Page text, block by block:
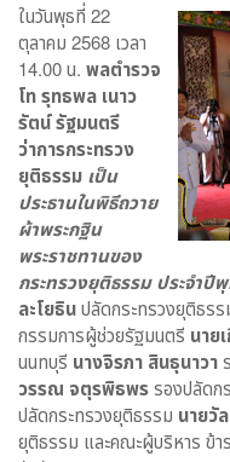
ในวันพุธที่ 22
ตุลาคม 2568 เวลา
14.00 น. พลตำรวจ
โท รุทธพล เนาว
รัตน์ รัฐมนตรี
ว่าการกระทรวง
ยุติธรรม เป็น
ประธานในพิธีถวาย
ผ้าพระกฐิน
พระราชทานของ
กระทรวงยุติธรรม ประจำปี
ละโยธินปลัดกระทรวงยุติธร
กรรมการผู้ช่วยรัฐมนตรี นาย
นนทบุรี นางจิรภา สินธุนาวา
วรรณ จตุรพิธพรรองปลัดก
ปลัดกระทรวงยุติธรรม นายวั
ยุติธรรม และคณะผู้บริหาร ข้า